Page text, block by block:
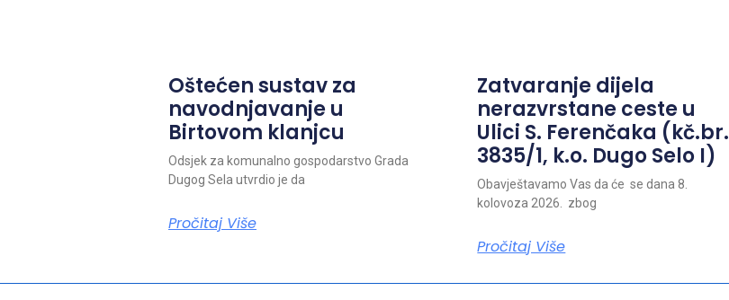
Oštećen sustav za
navodnjavanje u
Birtovom klanjcu
Odsjek za komunalno gospodarstvo Grada
Dugog Sela utvrdio je da
Pročitaj Više
Zatvaranje dijela
nerazvrstane ceste u
Ulici S. Ferenčaka (kč.br.
3835/1, k.o. Dugo Selo I)
Obavještavamo Vas da će se dana 8.
kolovoza 2026. zbog
Pročitaj Više